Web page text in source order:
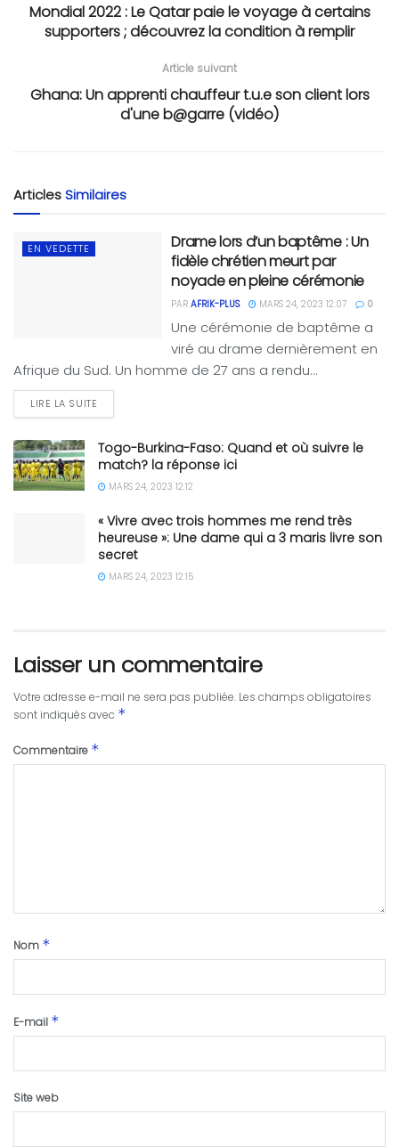
Mondial 2022 : Le Qatar paie le voyage à certains
supporters ; découvrez la condition à remplir
Article suivant
Ghana: Un apprenti chauffeur t.u.e son client lors
d'une b@garre (vidéo)
ArticlesSimilaires
EN VEDETTE
Drame lors d’un baptême : Un
fidèle chrétien meurt par
noyade en pleine cérémonie
PAR AFRIK-PLUS MARS 24, 2023 12:07 0
Une cérémonie de baptême a
viré au drame dernièrement en
Afrique du Sud. Un homme de 27 ans a rendu...
LIRE LA SUITE
Togo-Burkina-Faso: Quand et où suivre le
match? la réponse ici
MARS 24, 2023 12:12
« Vivre avec trois hommes me rend très
heureuse »: Une dame qui a 3 maris livre son
secret
MARS 24, 2023 12:15
Laisser un commentaire
Votre adresse e-mail ne sera pas publiée. Les champs obligatoires
sont indiqués avec *
Commentaire *
Nom *
E-mail *
Site web